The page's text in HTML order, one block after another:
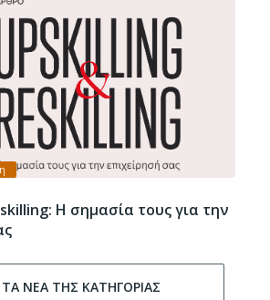
Η σημασία τους για την
ΝΕΑ ΤΗΣ ΚΑΤΗΓΟΡΙΑΣ